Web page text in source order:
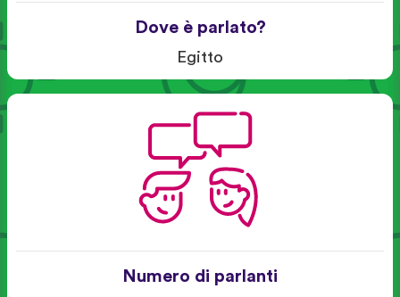
Dove è parlato?
Egitto
Numero di parlanti